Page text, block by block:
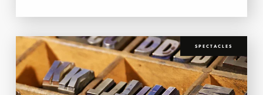
SPECTACLES